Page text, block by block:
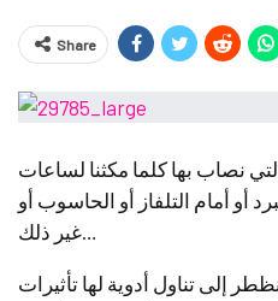
Share
نصاب بها كلما مكثنا لساعات
أمام التلفاز أو الحاسوب أو
غير ذلك…
إلى تناول أدوية لها تأثيرات